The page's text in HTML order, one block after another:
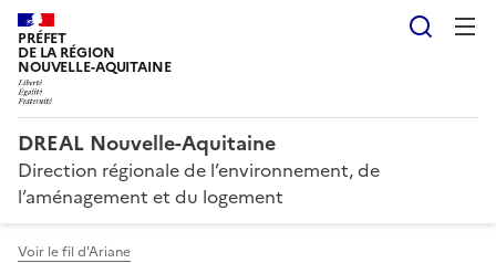
PRÉFET
DE LA RÉGION
NOUVELLE-AQUITAINE
DREAL Nouvelle-Aquitaine
Direction régionale de l’environnement, de
l’aménagement et du logement
Voir le fil d'Ariane